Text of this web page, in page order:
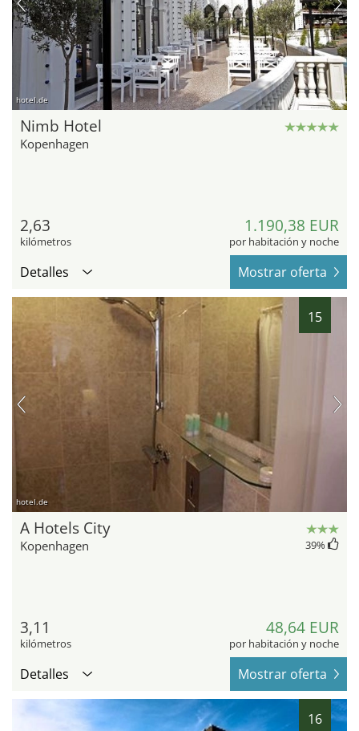
hotel.de
Nimb Hotel
Kopenhagen
2,63
kilómetros
1.190,38 EUR
por habitación y noche
Detalles Mostrar oferta
15
hotel.de
A Hotels City
Kopenhagen 39%
3,11
kilómetros
48,64 EUR
por habitación y noche
Detalles Mostrar oferta
16